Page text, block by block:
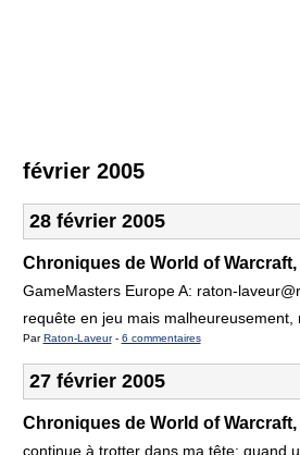
février 2005
28 février 2005
Chroniques de World of
GameMasters Europe A: raton-
requête en jeu mais malheureusement,
ParRaton-Laveur- 6 commentaires
27 février 2005
Chroniques de World of
continue à trotter dans ma tête: quand